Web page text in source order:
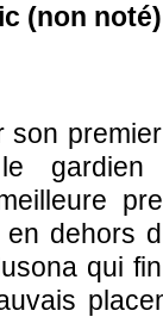
(non noté)
son
gardien
dehors
qui